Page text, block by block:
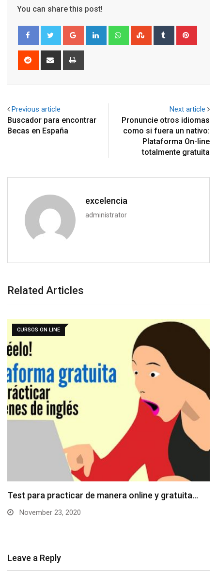
You can share this post!
Google+ LinkedIn WhatsappStumbleUpon
Tumblr
Reddit
Share
Previous article
Buscador para encontrar
Becas en España
Next article
Pronuncie otros idiomas
como si fuera un nativo:
Plataforma On-line
totalmente gratuita
excelencia
administrator
Related Articles
CURSOS ON LINE
Test para practicar de manera online y gratuita…
November 23, 2020
Leave a Reply